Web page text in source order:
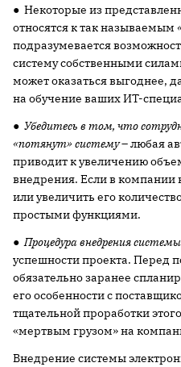
● Некоторые из
относятся к так называемым
подразумевается
систему собственными
может оказаться выгоднее,
на обучение ваших ИТ-
● Убедитесь в том, что
«потянут» систему– любая
приводит к увеличению
внедрения. Если в компании
или увеличить его
простыми функциями.
●Процедура внедрения системы
успешности проекта. Перед
обязательно заранее
его особенности с
тщательной проработки
«мертвым грузом» на
Внедрение системы